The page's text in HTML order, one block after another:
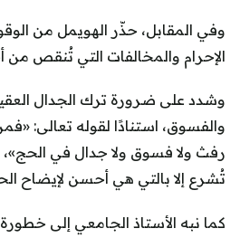
وفي المقابل، حذّر الهويمل من
الإحرام والمخالفات التي تُنقص من
وشدد على ضرورة ترك الجدال
والفسوق، استنادًا لقوله تعالى:
رفث ولا فسوق ولا جدال في الحج»،
تُشرع إلا بالتي هي أحسن لإيضاح
كما نبه الأستاذ الجامعي إلى